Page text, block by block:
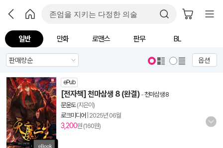
일반 만화 로맨스 판무 BL
옵션
ePub
[전자책] 천마삼생 8 (완결) -천마삼생 8
문운도(지은이)
로크미디어 2025년 06월
3,200원 (160원)